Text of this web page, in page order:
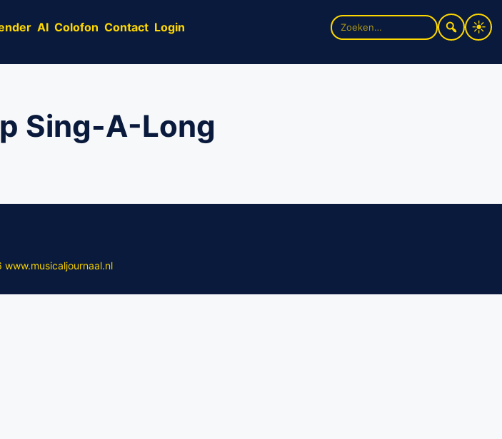
AI Colofon Contact Login
Zoek
naar:
Sing-A-Long